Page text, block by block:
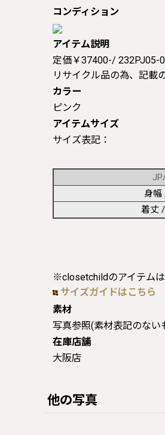
コンディション
アイテム説明
定価￥37400-/ 232PJ05-
リサイクル品の為、記載
カラー
ピンク
アイテムサイズ
サイズ表記：
身幅
着丈
※closetchildのアイテムは
サイズガイドはこちら
素材
写真参照(素材表記のな
在庫店舗
大阪店
他の写真